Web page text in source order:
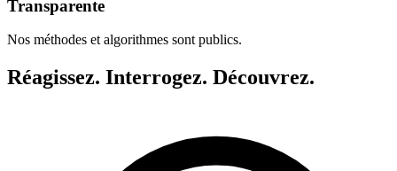
Transparente
Nos méthodes et algorithmes sont publics.
Réagissez. Interrogez. Découvrez.